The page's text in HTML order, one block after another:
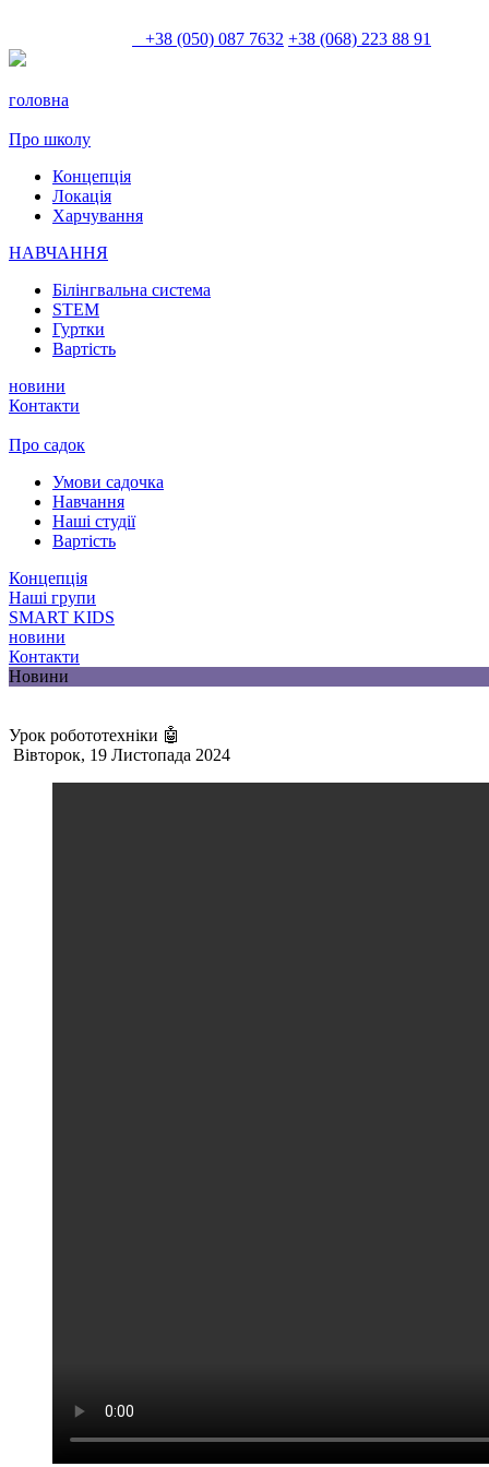
+38 (050) 087 7632 +38 (068) 223 88 91
головна
Про школу
Концепція
Локація
Харчування
НАВЧАННЯ
Білінгвальна система
STEM
Гуртки
Вартість
новини
Контакти
Про садок
Умови садочка
Навчання
Наші студії
Вартість
Концепція
Наші групи
SMART KIDS
новини
Контакти
Новини
Урок робототехніки 🤖
Вівторок, 19 Листопада 2024